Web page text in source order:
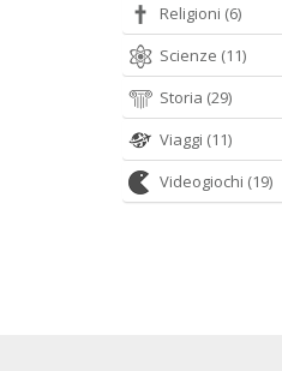
Religioni (6)
Scienze (11)
Storia (29)
Viaggi (11)
Videogiochi (19)